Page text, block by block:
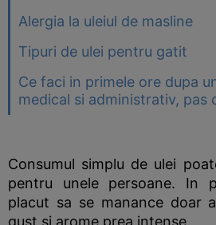
Alergia la uleiul de masline
Tipuri de ulei pentru gatit
Ce faci in primele ore dupa
medical si administrativ, pas
Consumul simplu de ulei
pentru unele persoane. In
placut sa se manance doar
gust si arome prea intense.